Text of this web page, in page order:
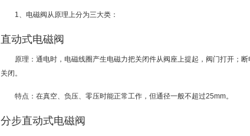
1、电磁阀从原理上分为三大类：
直动式电磁阀
原理：通电时，电磁线圈产生电磁力把关闭件从阀座上提起，阀门打开；
关闭。
特点：在真空、负压、零压时能正常工作，但通径一般不超过25mm。
分步直动式电磁阀